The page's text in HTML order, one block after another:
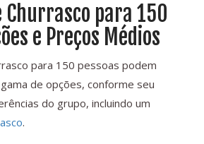
Churrasco para 150
e Preços Médios
para 150 pessoas podem
de opções, conforme seu
do grupo, incluindo um
.